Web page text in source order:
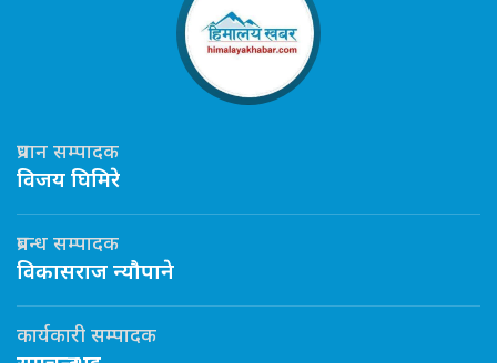
प्रधान सम्पादक
विजय घिमिरे
प्रबन्ध सम्पादक
विकासराज न्यौपाने
कार्यकारी सम्पादक